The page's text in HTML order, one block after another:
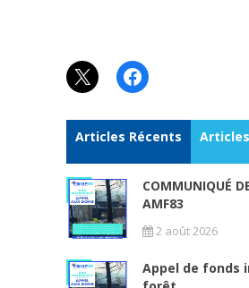
X Facebook
Articles Récents
COMMUNIQUÉ
AMF83
2 août 2026
Appel de fonds